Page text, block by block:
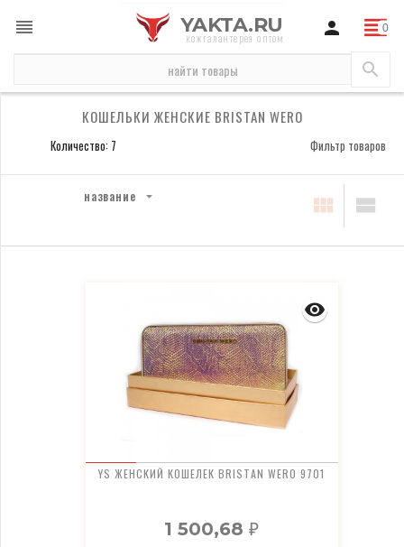
YAKTA.RU
кожгалантерея оптом
кошельки женские Bristan Wero
КОШЕЛЬКИ ЖЕНСКИЕ BRISTAN WERO
Количество: 7 Фильтр товаров
название
YS ЖЕНСКИЙ КОШЕЛЕК BRISTAN WERO 9701
1 500,68₽